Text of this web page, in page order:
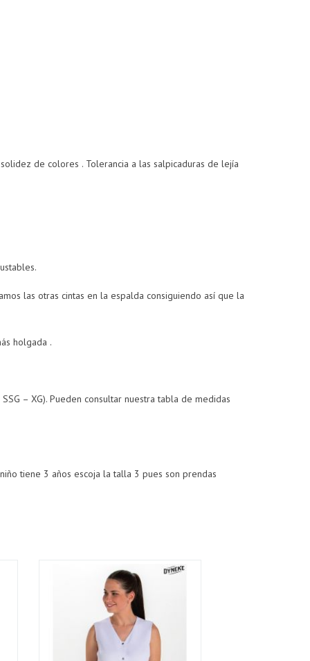
de colores . Tolerancia a las salpicaduras de lejía
las otras cintas en la espalda consiguiendo así que la
holgada .
– XG). Pueden consultar nuestra tabla de medidas
tiene 3 años escoja la talla 3 pues son prendas